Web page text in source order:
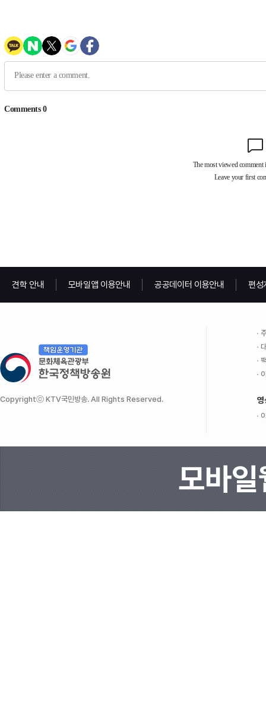
견학 안내 모바일앱 이용안내 공공데이터 이용안내 편성
Copyrightⓒ KTV국민방송. All Rights Reserved. 영
모바